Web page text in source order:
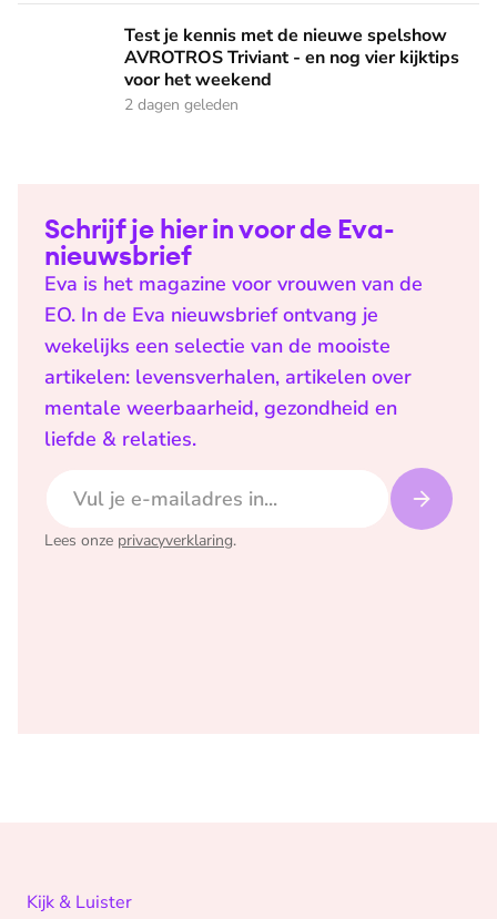
Test je kennis met de nieuwe spelshow AVROTROS
Test je kennis met de nieuwe spelshow
AVROTROS Triviant - en nog vier kijktips
voor het weekend
2 dagen geleden
Schrijf je hier in voor de Eva-
nieuwsbrief
Eva is het magazine voor vrouwen van de
EO. In de Eva nieuwsbrief ontvang je
wekelijks een selectie van de mooiste
artikelen: levensverhalen, artikelen over
mentale weerbaarheid, gezondheid en
liefde & relaties.
Lees onze privacyverklaring.
Kijk & Luister